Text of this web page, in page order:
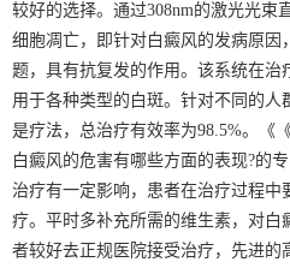
较好的选择。通过308nm的激光光束
细胞凋亡，即针对白癜风的发病原因
题，具有抗复发的作用。该系统在治
用于各种类型的白斑。针对不同的人
是疗法，总治疗有效率为98.5%。《
白癜风的危害有哪些方面的表现?的
治疗有一定影响，患者在治疗过程中
疗。平时多补充所需的维生素，对白
者较好去正规医院接受治疗，先进的